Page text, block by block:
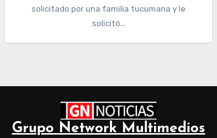
solicitado por una familia tucumana y le
solicitó…
Grupo Network Multimedios